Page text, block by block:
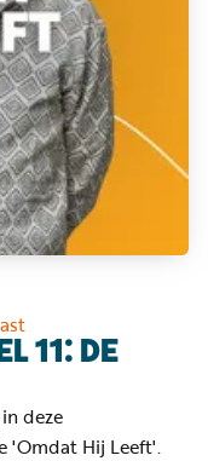
11: DE
deze
'Omdat Hij Leeft'.